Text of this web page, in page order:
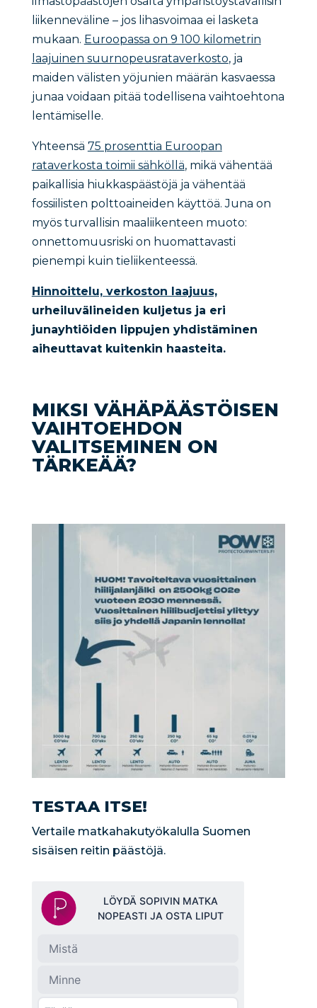
liikenneväline – jos lihasvoimaa ei lasketa
mukaan. Euroopassa on 9 100 kilometrin
laajuinen suurnopeusrataverkosto, ja
maiden välisten yöjunien määrän kasvaessa
junaa voidaan pitää todellisena vaihtoehtona
lentämiselle.
Yhteensä 75 prosenttia Euroopan
rataverkosta toimii sähköllä, mikä vähentää
paikallisia hiukkaspäästöjä ja vähentää
fossiilisten polttoaineiden käyttöä. Juna on
myös turvallisin maaliikenteen muoto:
onnettomuusriski on huomattavasti
pienempi kuin tieliikenteessä.
Hinnoittelu, verkoston laajuus,
urheiluvälineiden kuljetus ja eri
junayhtiöiden lippujen yhdistäminen
aiheuttavat kuitenkin haasteita.
MIKSI VÄHÄPÄÄSTÖISEN
VAIHTOEHDON
VALITSEMINEN ON
TÄRKEÄÄ?
TESTAA ITSE!
Vertaile matkahakutyökalulla Suomen
sisäisen reitin päästöjä.